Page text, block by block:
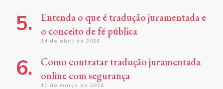
Entenda o que é tradução juramentada e
o conceito de fé pública
14 de abril de 2026
Como contratar tradução juramentada
online com segurança
11 de março de 2026